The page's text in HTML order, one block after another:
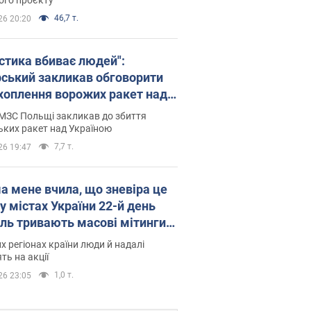
20:20 46,7 т.
вбиває людей":
закликав обговорити
ворожих ракет над
Польщі закликав до збиття
ракет над Україною
19:47 7,7 т.
мене вчила, що зневіра це
містах України 22-й день
тривають масові мітинги
Федорова. Фото і
регіонах країни люди й надалі
на акції
23:05 1,0 т.